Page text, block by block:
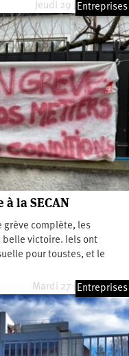
Jeudi 29 janvier 2026
Entreprises
la SECAN
grève complète, les
belle victoire. Iels ont
pour toustes, et le
Mardi 27 janvier 2026
Entreprises